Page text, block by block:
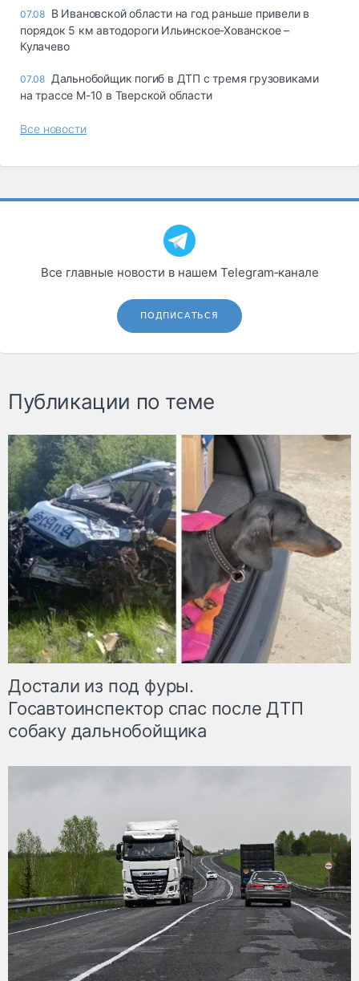
07.08 В Ивановской области на год раньше привели в
порядок 5 км автодороги Ильинское-Хованское –
Кулачево
07.08 Дальнобойщик погиб в ДТП с тремя грузовиками
на трассе М-10 в Тверской области
Все новости
Все главные новости в нашем Telegram‑канале
ПОДПИСАТЬСЯ
Публикации по теме
Достали из под фуры.
Госавтоинспектор спас после ДТП
собаку дальнобойщика